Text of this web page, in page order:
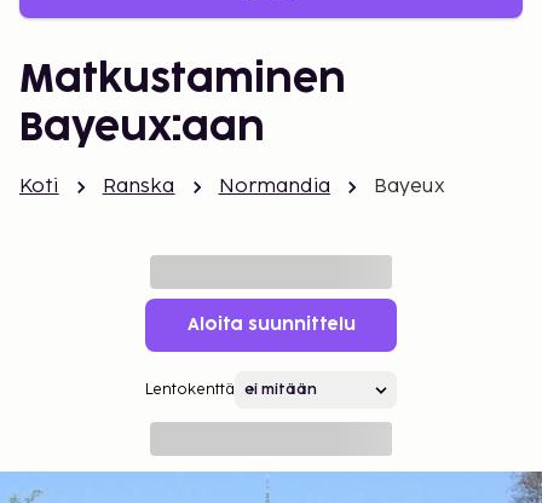
Matkustaminen
Bayeux:aan
Koti Ranska Normandia Bayeux
Aloita suunnittelu
Lentokenttä